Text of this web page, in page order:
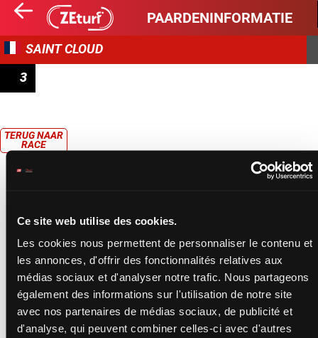
Ce site web utilise des cookies.
Les cookies nous permettent de personnaliser le contenu et
les annonces, d'offrir des fonctionnalités relatives aux
médias sociaux et d'analyser notre trafic. Nous partageons
également des informations sur l'utilisation de notre site
avec nos partenaires de médias sociaux, de publicité et
d'analyse, qui peuvent combiner celles-ci avec d'autres
PAARDENINFORMATIE
SAINT CLOUD
3
TERUG NAAR
RACE